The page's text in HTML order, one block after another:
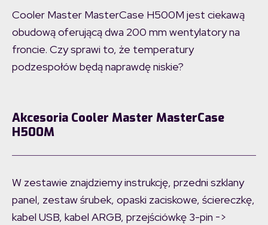
Cooler Master MasterCase H500M jest ciekawą
obudową oferującą dwa 200 mm wentylatory na
froncie. Czy sprawi to, że temperatury
podzespołów będą naprawdę niskie?
Akcesoria Cooler Master MasterCase
H500M
W zestawie znajdziemy instrukcję, przedni szklany
panel, zestaw śrubek, opaski zaciskowe, ściereczkę,
kabel USB, kabel ARGB, przejściówkę 3-pin ->